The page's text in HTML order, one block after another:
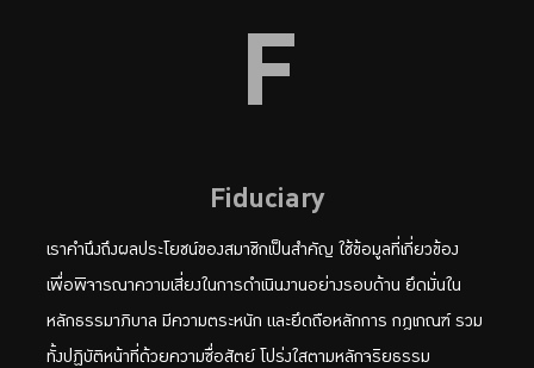
F
Fiduciary
เราคำนึงถึงผลประโยชน์ของสมาชิกเป็นสำคัญ ใช้ข้อมูลที่เกี่ยวข้อง
เพื่อพิจารณาความเสี่ยงในการดำเนินงานอย่างรอบด้าน ยึดมั่นใน
หลักธรรมาภิบาล มีความตระหนัก และยึดถือหลักการ กฎเกณฑ์ รวม
ทั้งปฏิบัติหน้าที่ด้วยความซื่อสัตย์ โปร่งใสตามหลักจริยธรรม